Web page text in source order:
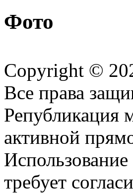
Фото
Copyright ©
Все права
Републикация
активной
требует